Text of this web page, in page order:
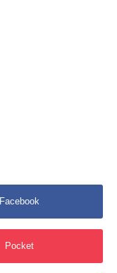
Facebook
Pocket